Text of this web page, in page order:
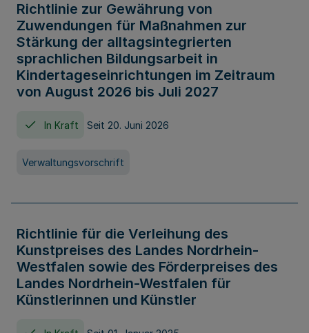
Richtlinie zur Gewährung von
Zuwendungen für Maßnahmen zur
Stärkung der alltagsintegrierten
sprachlichen Bildungsarbeit in
Kindertageseinrichtungen im Zeitraum
von August 2026 bis Juli 2027
In Kraft Seit 20. Juni 2026
Verwaltungsvorschrift
Richtlinie für die Verleihung des
Kunstpreises des Landes Nordrhein-
Westfalen sowie des Förderpreises des
Landes Nordrhein-Westfalen für
Künstlerinnen und Künstler